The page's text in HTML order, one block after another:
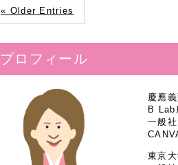
« Older Entries
プロフィール
慶應
B Lab
一般
東京